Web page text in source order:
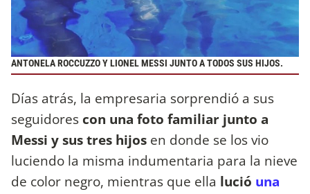
ANTONELA ROCCUZZO Y LIONEL MESSI JUNTO A TODOS SUS HIJOS.
Días atrás, la empresaria sorprendió a sus
seguidores con una foto familiar junto a
Messi y sus tres hijos en donde se los vio
luciendo la misma indumentaria para la nieve
de color negro, mientras que ella lució una